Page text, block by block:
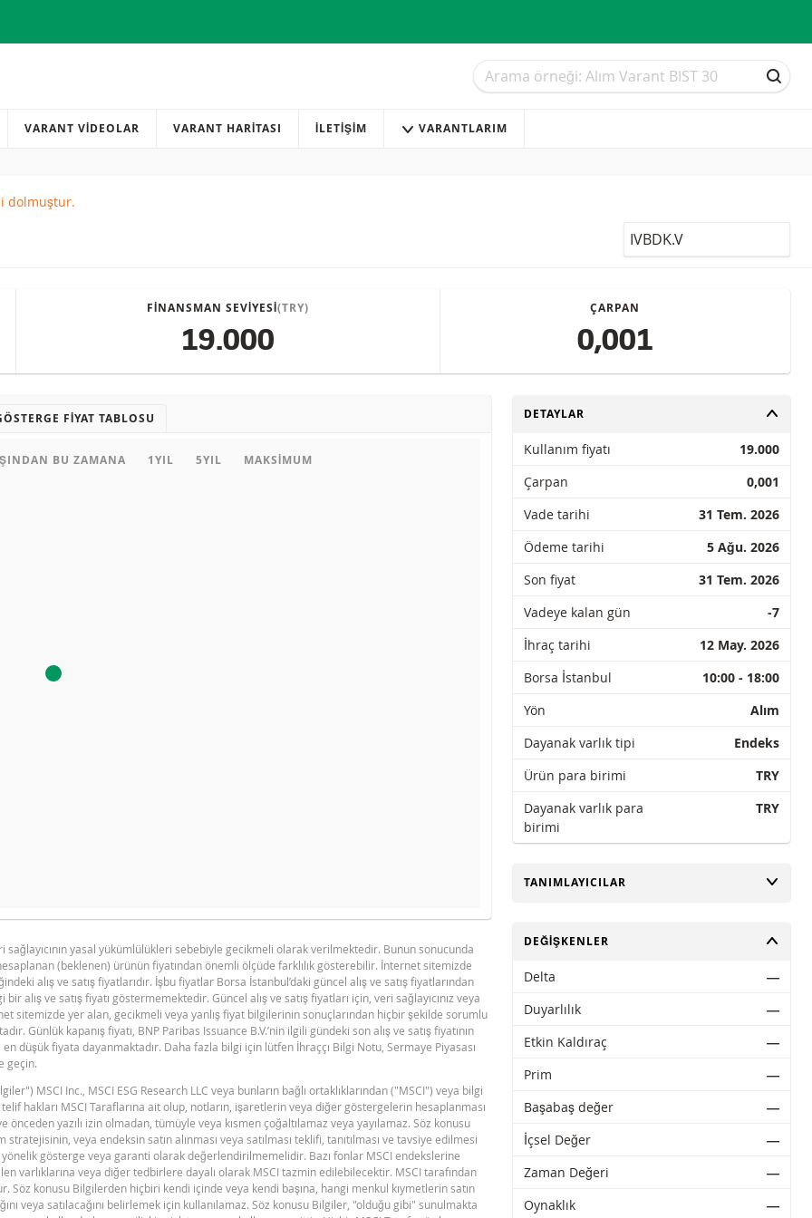
Arama
Arama
VARANT VİDEOLAR VARANT HARİTASI İLETIŞIM VARANTLARIM
dolmuştur.
LocalCode
FINANSMAN SEVIYESI(TRY)
19.000
ÇARPAN
0,001
FIYAT TABLOSU
BU ZAMANA 1YIL 5YIL MAKSIMUM
primi doğru hesaplanamayacak kadar düşüktü, hesap makinesini devre dışı bıraktık.
BNPP SPK ONAYLI SERMAYE PIYASASI
ARACI NOTU (12 MAYIS 2026 IHRACI) 1
PDF
BNPP SPK ONAYLI SERMAYE PIYASASI
ARACI NOTU (12 MAYIS 2026 IHRACI) 2
yasal yükümlülükleri sebebiyle gecikmeli olarak verilmektedir. Bunun sonucunda
(beklenen) ürünün fiyatından önemli ölçüde farklılık gösterebilir. İnternet sitemizde
alış ve satış fiyatlarıdır. İşbu fiyatlar Borsa İstanbul’daki güncel alış ve satış fiyatlarından
ve satış fiyatı göstermemektedir. Güncel alış ve satış fiyatları için, veri sağlayıcınız veya
sitemizde yer alan, gecikmeli veya yanlış fiyat bilgilerinin sonuçlarından hiçbir şekilde sorumlu
Günlük kapanış fiyatı, BNP Paribas Issuance B.V.’nin ilgili gündeki son alış ve satış fiyatının
düşük fiyata dayanmaktadır. Daha fazla bilgi için lütfen İhraççı Bilgi Notu, Sermaye Piyasası
geçin.
MSCI Inc., MSCI ESG Research LLC veya bunların bağlı ortaklıklarından ("MSCI") veya bilgi
hakları MSCI Taraflarına ait olup, notların, işaretlerin veya diğer göstergelerin hesaplanması
yazılı izin olmadan, tümüyle veya kısmen çoğaltılamaz veya yayılamaz. Söz konusu
veya endeksin satın alınması veya satılması teklifi, tanıtılması ve tavsiye edilmesi
gösterge veya garanti olarak değerlendirilmemelidir. Bazı fonlar MSCI endekslerine
varlıklarına veya diğer tedbirlere dayalı olarak MSCI tazmin edilebilecektir. MSCI tarafından
konusu Bilgilerden hiçbiri kendi içinde veya kendi başına, hangi menkul kıymetlerin satın
veya satılacağını belirlemek için kullanılamaz. Söz konusu Bilgiler, "olduğu gibi" sunulmakta
AÇ
DETAYLAR
Kullanım fiyatı
19.000
Çarpan
0,001
Vade tarihi
31 Tem. 2026
Ödeme tarihi
5 Ağu. 2026
Son fiyat
31 Tem. 2026
Vadeye kalan gün
-7
İhraç tarihi
12 May. 2026
Borsa İstanbul
10:00 - 18:00
Yön
Alım
Dayanak varlık tipi
Endeks
Ürün para birimi
TRY
Dayanak varlık para
birimi
TRY
AÇ
TANIMLAYICILAR
AÇ
DEĞIŞKENLER
Delta
―
Duyarlılık
―
Etkin Kaldıraç
―
Prim
―
Başabaş değer
―
İçsel Değer
―
Zaman Değeri
―
Oynaklık
―